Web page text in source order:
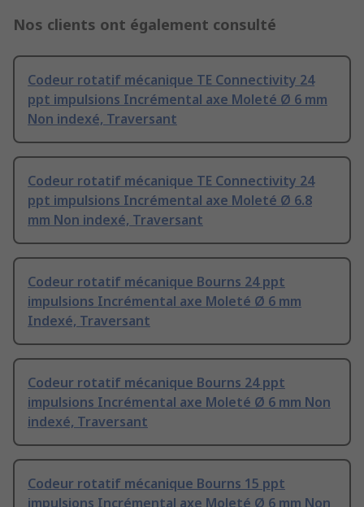
Nos clients ont également consulté
Codeur rotatif mécanique TE Connectivity 24
ppt impulsions Incrémental axe Moleté Ø 6 mm
Non indexé, Traversant
Codeur rotatif mécanique TE Connectivity 24
ppt impulsions Incrémental axe Moleté Ø 6.8
mm Non indexé, Traversant
Codeur rotatif mécanique Bourns 24 ppt
impulsions Incrémental axe Moleté Ø 6 mm
Indexé, Traversant
Codeur rotatif mécanique Bourns 24 ppt
impulsions Incrémental axe Moleté Ø 6 mm Non
indexé, Traversant
Codeur rotatif mécanique Bourns 15 ppt
impulsions Incrémental axe Moleté Ø 6 mm Non